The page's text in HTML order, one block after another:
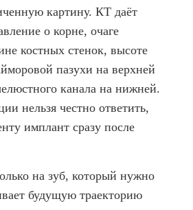
картину. КТ даёт
о корне, очаге
костных стенок, высоте
пазухи на верхней
канала на нижней.
нельзя честно ответить,
имплант сразу после
на зуб, который нужно
будущую траекторию